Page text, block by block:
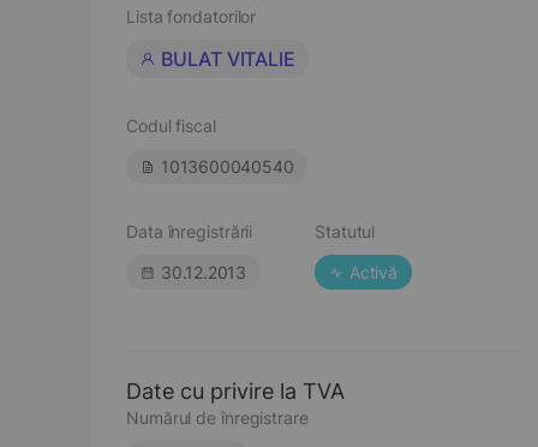
Lista fondatorilor
BULAT VITALIE
Codul fiscal
1013600040540
Data înregistrării
30.12.2013
Statutul
Activă
Date cu privire la TVA
Numărul de înregistrare